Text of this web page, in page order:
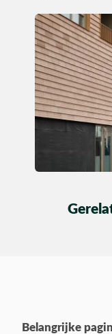
Belangrijke